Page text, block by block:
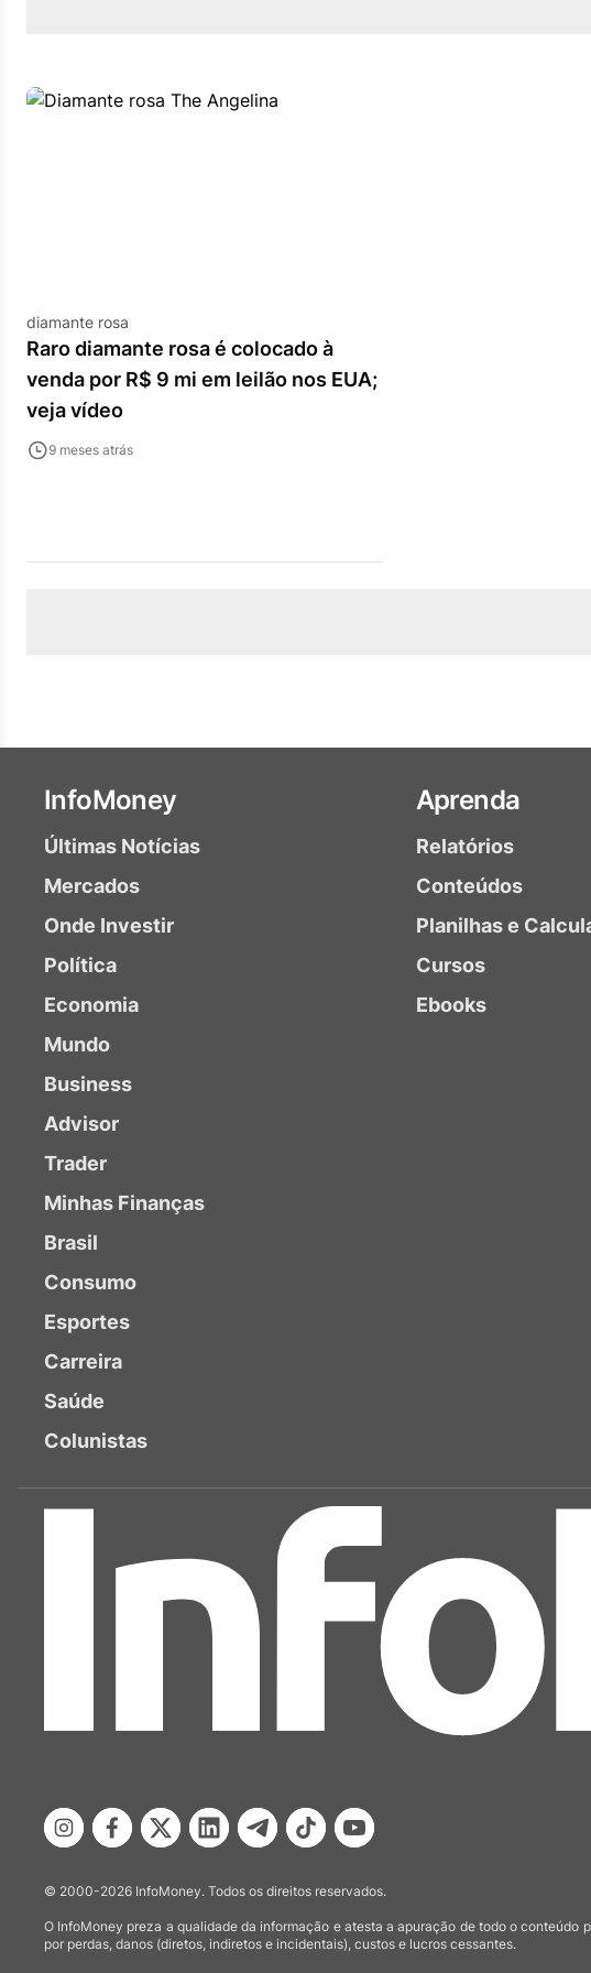
diamante rosa
Raro diamante rosa é colocado à
venda por R$ 9 mi em leilão nos EUA;
veja vídeo
9 meses atrás
InfoMoney
Últimas Notícias
Mercados
Onde Investir
Política
Economia
Mundo
Business
Advisor
Trader
Minhas Finanças
Brasil
Consumo
Esportes
Carreira
Saúde
Colunistas
Aprenda
Relatórios
Conteúdos
Planilhas e
Cursos
Ebooks
© 2000-2026 InfoMoney. Todos os direitos reservados.
O InfoMoney preza a qualidade da informação e atesta a apuração de todo o
por perdas, danos (diretos, indiretos e incidentais), custos e lucros cessantes.